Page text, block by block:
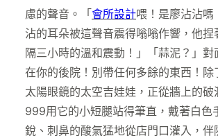
慮的聲音。「 會所設計喂！是廖沾沾
沾的耳朵被這聲音震得嗡嗡作響，他
隔三小時的溫和震動！」「蒜泥？」
在你的後院！別帶任何多餘的東西！
太陽眼鏡的太空吉娃娃，正從牆上的
999用它的小短腿站得筆直，戴著白色
銳、刺鼻的酸氣猛地從店門口灌入，